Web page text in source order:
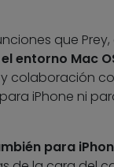
que
entorno Mac
colaboración
iPhone ni
para